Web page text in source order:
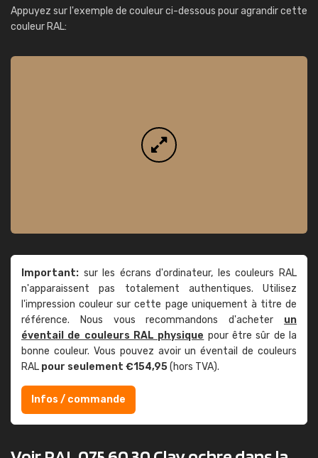
Appuyez sur l'exemple de couleur ci-dessous pour agrandir cette
couleur RAL:
Important: sur les écrans d'ordinateur, les couleurs RAL
n'apparaissent pas totalement authentiques. Utilisez
l'impression couleur sur cette page uniquement à titre de
référence. Nous vous recommandons d'acheter un
éventail de couleurs RAL physique pour être sûr de la
bonne couleur. Vous pouvez avoir un éventail de couleurs
RAL pour seulement €154,95(hors TVA).
Infos / commande